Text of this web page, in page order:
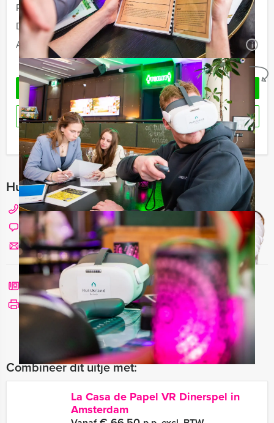
Prijs: Vanaf€ 57,50 p.p. excl. BTW
Duur:
3 uur
Aantal:
Minimaal 12 personen i
Geheel vrijblijvend
OFFERTE AANVRAGEN
RESERVEREN
Ik heb een vraag over dit uitje
Hulp nodig bij het kiezen?
020 427 29 09
Chat met Angela
Stuur ons een mailtje
Bel mij terug
Bekijk printbare versie
Combineer dit uitje met:
La Casa de Papel VR Dinerspel in
Amsterdam